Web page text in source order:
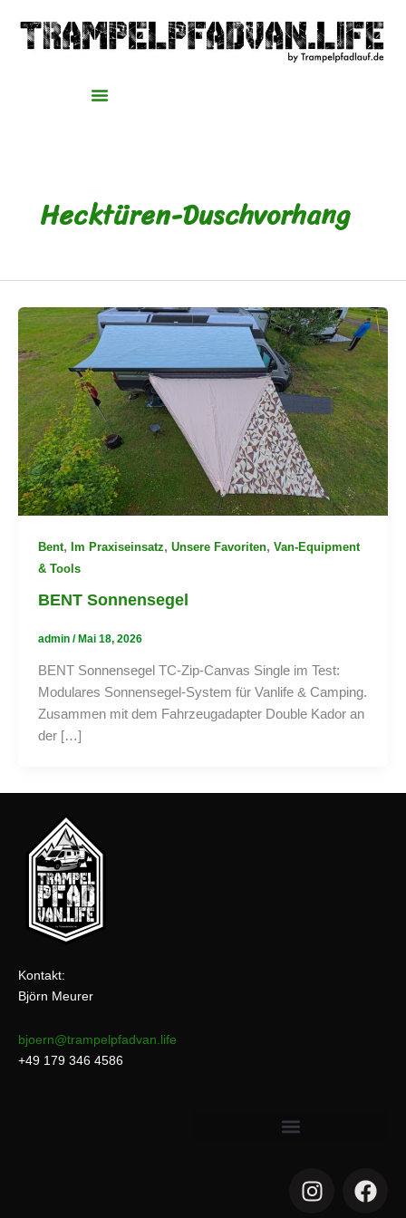
Inhalt
springen
Hecktüren-Duschvorhang
Bent, Im Praxiseinsatz, Unsere Favoriten, Van-Equipment
& Tools
BENT Sonnensegel
admin / Mai 18, 2026
BENT Sonnensegel TC-Zip-Canvas Single im Test:
Modulares Sonnensegel-System für Vanlife & Camping.
Zusammen mit dem Fahrzeugadapter Double Kador an
der […]
Kontakt:
Björn Meurer
bjoern@trampelpfadvan.life
+49 179 346 4586
I
n
F
a